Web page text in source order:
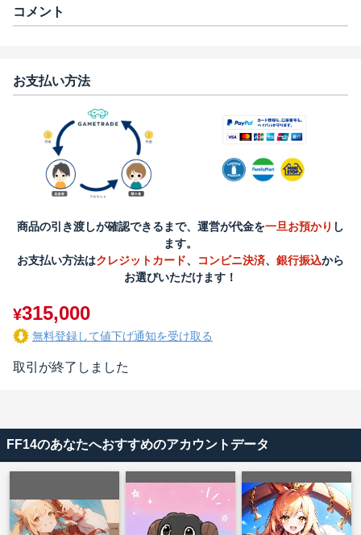
コメント
お支払い方法
商品の引き渡しが確認できるまで、運営が代金を一旦お預かり し
ます。
お支払い方法はクレジットカード、 コンビニ決済、 銀行振込から
お選びいただけます！
¥315,000
無料登録して値下げ通知を受け取る
取引が終了しました
FF14のあなたへおすすめのアカウントデータ